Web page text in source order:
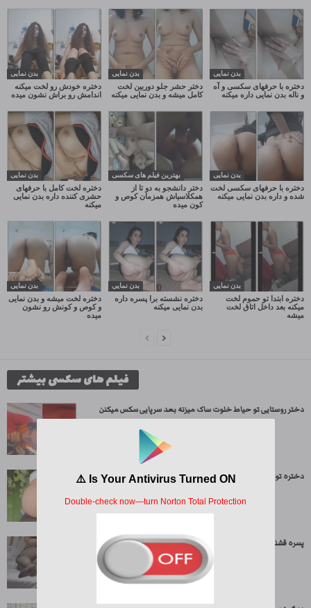
بدن نمایی
دختره خودش رو لخت میکنه
اندامش رو براش نشون میده
بدن نمایی
دختر حشر جلو دوربین لخت
کامل میشه و بدن نمایی میکنه
بدن نمایی
دختره با حرفهای سکسی و آه
و ناله بدن نمایی داره میکنه
بدن نمایی
دختره لخت کامل با حرفهای
حشری کننده داره بدن نمایی
میکنه
بهترین فیلم های سکسی
دختر دانشجو به دو تا از
همکلاسیاش همزمان کوص و
کون میده
بدن نمایی
دختره با حرفهای سکسی لخت
شده و داره بدن نمایی میکنه
بدن نمایی
دختره لخت میشه و بدن نمایی
و کوص و کونش رو نشون
میده
بدن نمایی
دختره نشسته برا پسره داره
بدن نمایی میکنه
بدن نمایی
دختره ابتدا تو حموم لخت
میکنه بعد داخل اتاق لخت
میشه
فیلم های سکسی بیشتر
دختر روستایی تو حیاط خلوت ساک میزنه بعد سرپایی سکس میکنن
دختره تو حیاط میشینه ساک میزنه بعد سرپایی دلا میشه و...
پسره قشنگ ساک میزنه بعد بغلش میکنه و میکنه تو کوصش